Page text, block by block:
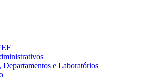
Departamentos e Laboratórios